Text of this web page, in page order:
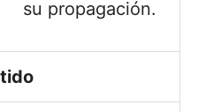
su propagación.